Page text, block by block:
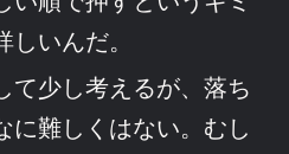
いんだ。
て少し考えるが、落ち
に難しくはない。むし